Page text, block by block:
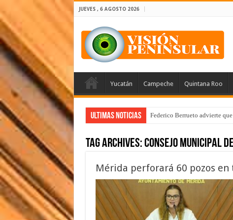
JUEVES , 6 AGOSTO 2026
Yucatán Campeche Quintana Roo
Ultimas Noticias Federico Berrueto advierte
Tag Archives:Consejo Municipal
Mérida perforará 60 pozos